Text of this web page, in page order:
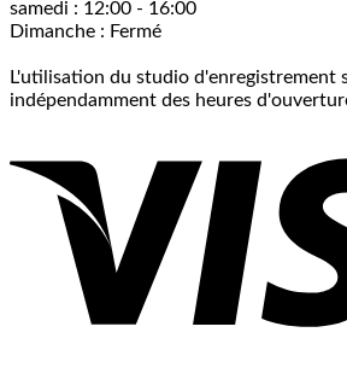
samedi : 12:00 - 16:00
Dimanche : Fermé
L'utilisation du studio d'enregistrement
indépendamment des heures